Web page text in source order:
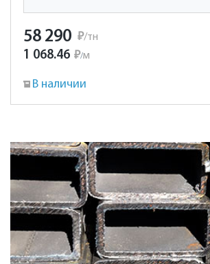
58 290 ₽/тн
1 068.46 ₽/м
В наличии